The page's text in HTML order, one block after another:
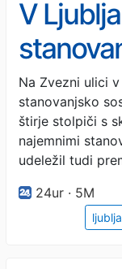
V
Na Zvezni ulici
stanovanjsko
štirje stolpiči s
najemnimi
udeležil tudi
24ur · 5M